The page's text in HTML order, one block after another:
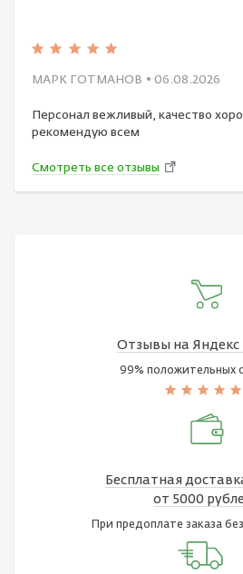
МАРК ГОТМАНОВ • 06.08.2026
Персонал вежливый, качество
рекомендую всем
Смотреть все отзывы
Отзывы на Яндекс
99% положительных
Бесплатная
от 5000
При предоплате заказа